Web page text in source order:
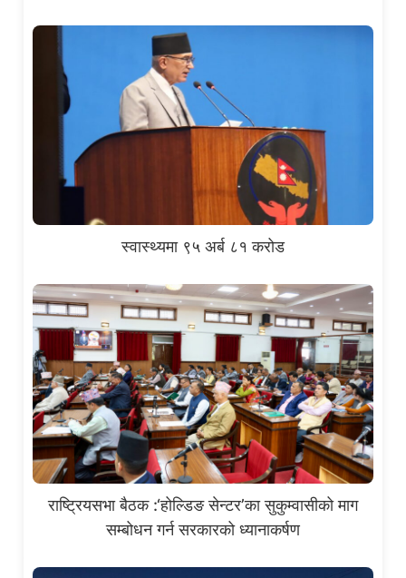
स्वास्थ्यमा ९५ अर्ब ८१ करोड
राष्ट्रियसभा बैठक :‘होल्डिङ सेन्टर’का सुकुम्वासीको माग
सम्बोधन गर्न सरकारको ध्यानाकर्षण